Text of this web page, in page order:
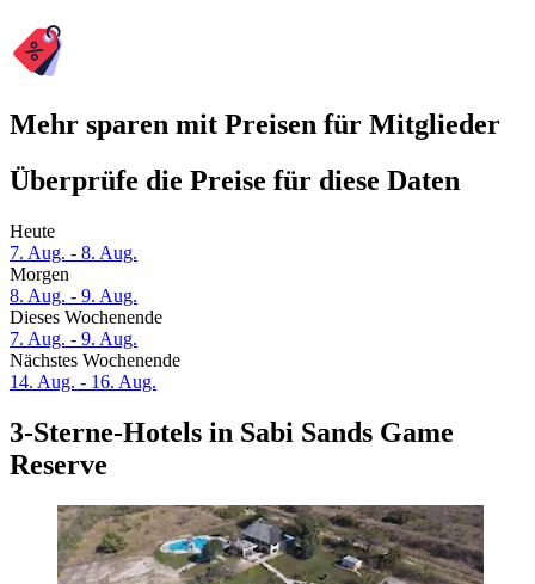
Mehr sparen mit Preisen für Mitglieder
Überprüfe die Preise für diese Daten
Heute
7. Aug. - 8. Aug.
Morgen
8. Aug. - 9. Aug.
Dieses Wochenende
7. Aug. - 9. Aug.
Nächstes Wochenende
14. Aug. - 16. Aug.
3-Sterne-Hotels in Sabi Sands Game
Reserve